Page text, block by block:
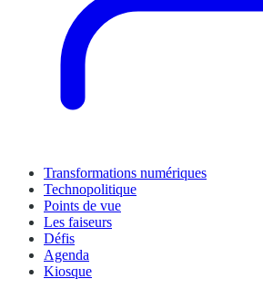
Transformations numériques
Technopolitique
Points de vue
Les faiseurs
Défis
Agenda
Kiosque